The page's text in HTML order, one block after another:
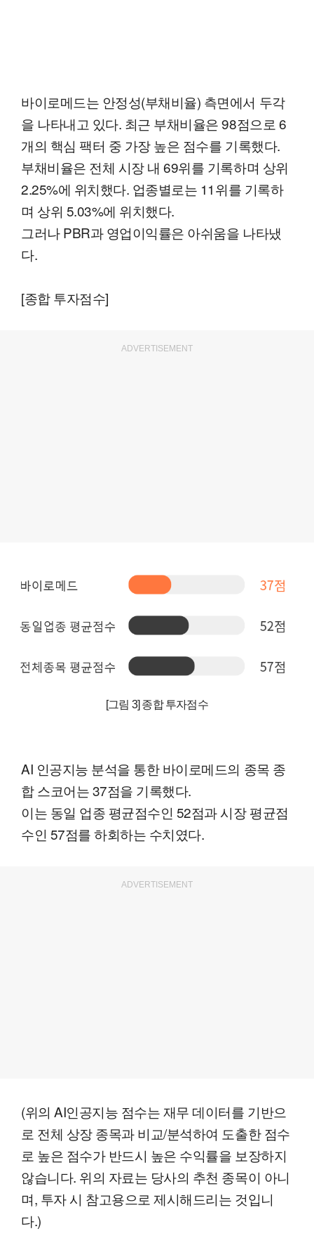
바이로메드는 안정성(부채비율) 측면에서 두각
을 나타내고 있다. 최근 부채비율은 98점으로 6
개의 핵심 팩터 중 가장 높은 점수를 기록했다.
부채비율은 전체 시장 내 69위를 기록하며 상위
2.25%에 위치했다. 업종별로는 11위를 기록하
며 상위 5.03%에 위치했다.
그러나 PBR과 영업이익률은 아쉬움을 나타냈
다.
[종합 투자점수]
ADVERTISEMENT
[그림 3] 종합 투자점수
AI 인공지능 분석을 통한 바이로메드의 종목 종
합 스코어는 37점을 기록했다.
이는 동일 업종 평균점수인 52점과 시장 평균점
수인 57점를 하회하는 수치였다.
ADVERTISEMENT
(위의 AI인공지능 점수는 재무 데이터를 기반으
로 전체 상장 종목과 비교/분석하여 도출한 점수
로 높은 점수가 반드시 높은 수익률을 보장하지
않습니다. 위의 자료는 당사의 추천 종목이 아니
며, 투자 시 참고용으로 제시해드리는 것입니
다.)